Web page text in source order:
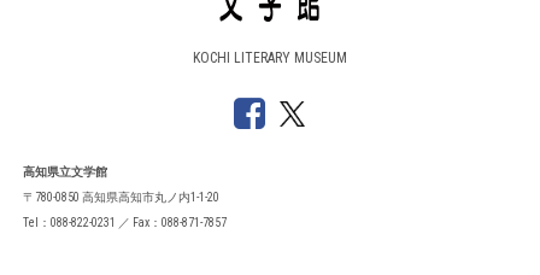
KOCHI LITERARY MUSEUM
高知県立文学館
〒780-0850 高知県高知市丸ノ内1-1-20
Tel：088-822-0231 ／ Fax：088-871-7857